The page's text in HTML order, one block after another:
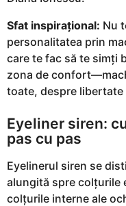
Sfat inspirațional: Nu
personalitatea prin
care te fac să te simți
zona de
toate, despre
Eyeliner siren:
pas cu pas
Eyelinerul siren se
alungită spre colțurile
colțurile interne ale